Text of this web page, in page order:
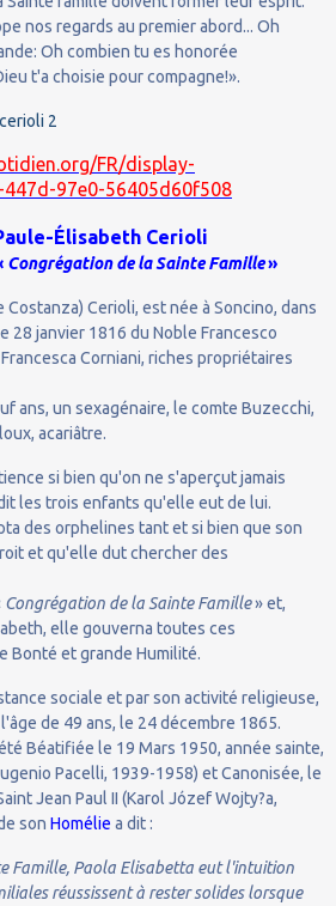
nos regards au premier abord... Oh
Oh combien tu es honorée
t'a choisie pour compagne!».
FR/display-
97e0-56405d60f508
Élisabeth Cerioli
Congrégation de la Sainte Famille»
Costanza) Cerioli, est née à Soncino, dans
28 janvier 1816 du Noble Francesco
Corniani, riches propriétaires
ans, un sexagénaire, le comte Buzecchi,
acariâtre.
si bien qu'on ne s'aperçut jamais
les trois enfants qu'elle eut de lui.
des orphelines tant et si bien que son
et qu'elle dut chercher des
Congrégation de la Sainte Famille» et,
elle gouverna toutes ces
Bonté et grande Humilité.
sociale et par son activité religieuse,
de 49 ans, le 24 décembre 1865.
Béatifiée le 19 Mars 1950, année sainte,
Pacelli, 1939-1958) et Canonisée, le
Jean Paul II (Karol Józef Wojty?a,
son Homélie a dit :
Famille, Paola Elisabetta eut l'intuition
réussissent à rester solides lorsque